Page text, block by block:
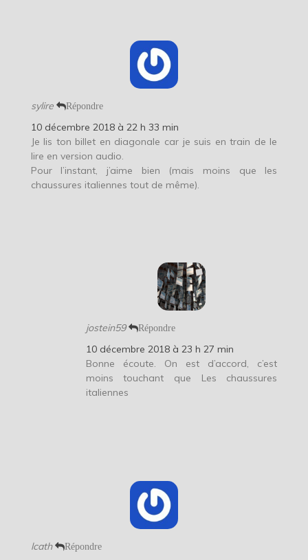
sylire Répondre
10 décembre 2018 à 22 h 33 min
Je lis ton billet en diagonale car je suis en train de le
lire en version audio.
Pour l’instant, j’aime bien (mais moins que les
chaussures italiennes tout de même).
jostein59 Répondre
10 décembre 2018 à 23 h 27 min
Bonne écoute. On est d’accord, c’est
moins touchant que Les chaussures
italiennes
lcath Répondre